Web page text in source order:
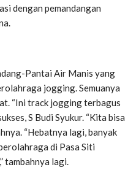
dengan pemandangan
Pantai Air Manis yang
jogging. Semuanya
“Ini track jogging terbagus
S Budi Syukur. “Kita bisa
“Hebatnya lagi, banyak
di Pasa Siti
tambahnya lagi.